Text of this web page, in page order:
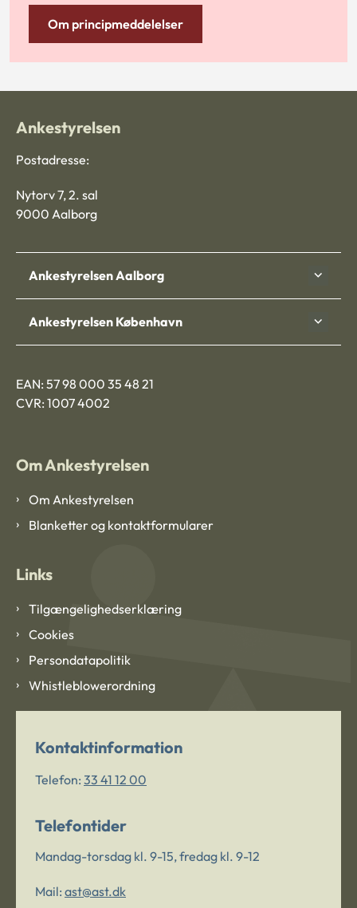
Om principmeddelelser
Ankestyrelsen
Postadresse:
Nytorv 7, 2. sal
9000 Aalborg
Ankestyrelsen Aalborg
Ankestyrelsen København
EAN: 57 98 000 35 48 21
CVR: 1007 4002
Om Ankestyrelsen
Om Ankestyrelsen
Blanketter og kontaktformularer
Links
Tilgængelighedserklæring
Cookies
Persondatapolitik
Whistleblowerordning
Kontaktinformation
Telefon: 33 41 12 00
Telefontider
Mandag-torsdag kl. 9-15, fredag kl. 9-12
Mail: ast@ast.dk